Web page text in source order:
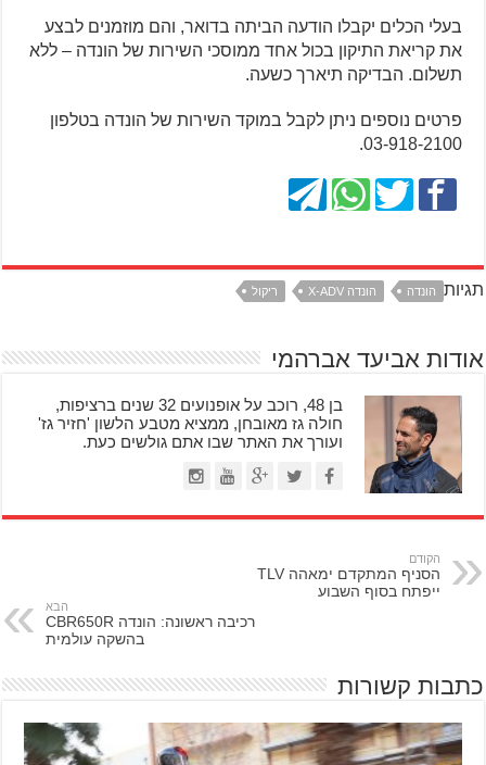
בעלי הכלים יקבלו הודעה הביתה בדואר, והם מוזמנים לבצע
את קריאת התיקון בכול אחד ממוסכי השירות של הונדה – ללא
תשלום. הבדיקה תיארך כשעה.
פרטים נוספים ניתן לקבל במוקד השירות של הונדה בטלפון
03-918-2100.
תגיות הונדה הונדה X-ADV ריקול
אודות אביעד אברהמי
בן 48, רוכב על אופנועים 32 שנים ברציפות,
חולה גז מאובחן, ממציא מטבע הלשון 'חזיר גז'
ועורך את האתר שבו אתם גולשים כעת.
הקודם
הסניף המתקדם ימאהה TLV
ייפתח בסוף השבוע
הבא
רכיבה ראשונה: הונדה CBR650R
בהשקה עולמית
כתבות קשורות